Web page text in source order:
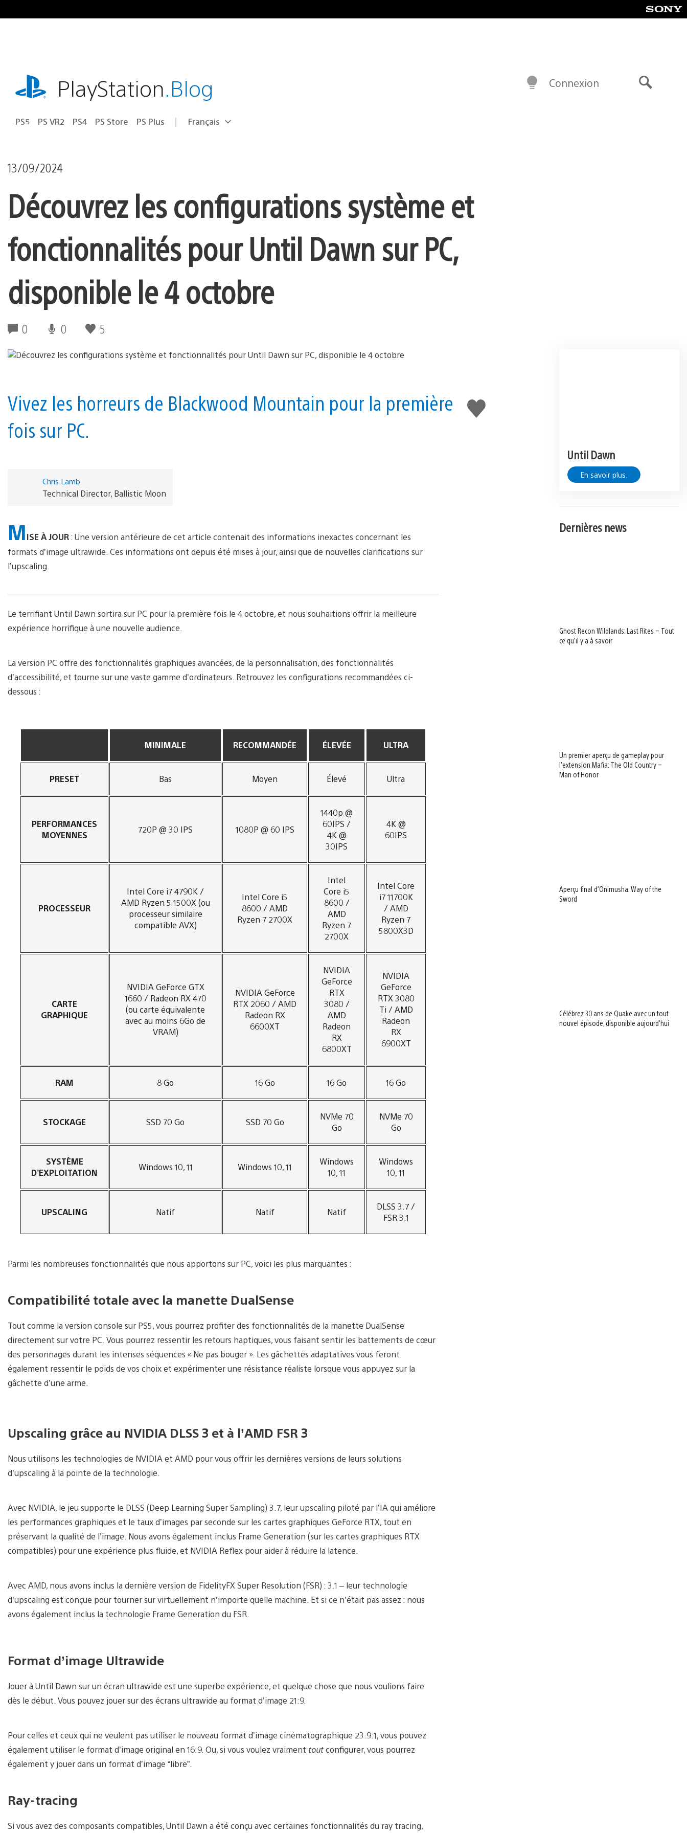
au
playstation.comPlayStation.Blog
PS5 PS VR2 PS4 PS Store PS Plus Choisir
Région
Français
Connexion
13/09/2024
Découvrez les configurations système et
fonctionnalités pour Until Dawn sur PC,
disponible le 4 octobre
0 0 5
J'aime
Vivez les horreurs de Blackwood Mountain pour la première
fois sur PC.
Chris Lamb
Technical Director, Ballistic Moon
MISE À JOUR: Une version antérieure de cet article contenait des informations inexactes concernant les
formats d’image ultrawide. Ces informations ont depuis été mises à jour, ainsi que de nouvelles clarifications sur
l’upscaling.
Le terrifiant Until Dawn sortira sur PC pour la première fois le 4 octobre, et nous souhaitions offrir la meilleure
expérience horrifique à une nouvelle audience.
La version PC offre des fonctionnalités graphiques avancées, de la personnalisation, des fonctionnalités
d’accessibilité, et tourne sur une vaste gamme d’ordinateurs. Retrouvez les configurations recommandées ci-
dessous :
MINIMALE RECOMMANDÉE ÉLEVÉE ULTRA
PRESET Bas Moyen Élevé Ultra
PERFORMANCES
MOYENNES
720P @ 30 IPS 1080P @ 60 IPS
1440p @
60IPS /
4K @
30IPS
4K @
60IPS
PROCESSEUR
Intel Core i7 4790K /
AMD Ryzen 5 1500X (ou
processeur similaire
compatible AVX)
Intel Core i5
8600 / AMD
Ryzen 7 2700X
Intel
Core i5
8600 /
AMD
Ryzen 7
2700X
Intel Core
i7 11700K
/ AMD
Ryzen 7
5800X3D
CARTE
GRAPHIQUE
NVIDIA GeForce GTX
1660 / Radeon RX 470
(ou carte équivalente
avec au moins 6Go de
VRAM)
NVIDIA GeForce
RTX 2060 / AMD
Radeon RX
6600XT
NVIDIA
GeForce
RTX
3080 /
AMD
Radeon
RX
6800XT
NVIDIA
GeForce
RTX 3080
Ti / AMD
Radeon
RX
6900XT
RAM 8 Go 16 Go 16 Go 16 Go
STOCKAGE SSD 70 Go SSD 70 Go
NVMe 70
Go
NVMe 70
Go
SYSTÈME
D’EXPLOITATION
Windows 10, 11 Windows 10, 11
Windows
10, 11
Windows
10, 11
UPSCALING Natif Natif Natif
DLSS 3.7 /
FSR 3.1
Parmi les nombreuses fonctionnalités que nous apportons sur PC, voici les plus marquantes :
Compatibilité totale avec la manette DualSense
Tout comme la version console sur PS5, vous pourrez profiter des fonctionnalités de la manette DualSense
directement sur votre PC. Vous pourrez ressentir les retours haptiques, vous faisant sentir les battements de cœur
des personnages durant les intenses séquences « Ne pas bouger ». Les gâchettes adaptatives vous feront
également ressentir le poids de vos choix et expérimenter une résistance réaliste lorsque vous appuyez sur la
gâchette d’une arme.
Upscaling grâce au NVIDIA DLSS 3 et à l’AMD FSR 3
Nous utilisons les technologies de NVIDIA et AMD pour vous offrir les dernières versions de leurs solutions
d’upscaling à la pointe de la technologie.
Avec NVIDIA, le jeu supporte le DLSS (Deep Learning Super Sampling) 3.7, leur upscaling piloté par l’IA qui améliore
les performances graphiques et le taux d’images par seconde sur les cartes graphiques GeForce RTX, tout en
préservant la qualité de l’image. Nous avons également inclus Frame Generation (sur les cartes graphiques RTX
compatibles) pour une expérience plus fluide, et NVIDIA Reflex pour aider à réduire la latence.
Avec AMD, nous avons inclus la dernière version de FidelityFX Super Resolution (FSR) : 3.1 – leur technologie
d’upscaling est conçue pour tourner sur virtuellement n’importe quelle machine. Et si ce n’était pas assez : nous
avons également inclus la technologie Frame Generation du FSR.
Format d’image Ultrawide
Jouer à Until Dawn sur un écran ultrawide est une superbe expérience, et quelque chose que nous voulions faire
dès le début. Vous pouvez jouer sur des écrans ultrawide au format d’image 21:9.
Pour celles et ceux qui ne veulent pas utiliser le nouveau format d’image cinématographique 23.9:1, vous pouvez
également utiliser le format d’image original en 16:9. Ou, si vous voulez vraiment toutconfigurer, vous pourrez
également y jouer dans un format d’image “libre”.
Ray-tracing
Si vous avez des composants compatibles, Until Dawn a été conçu avec certaines fonctionnalités du ray tracing,
Until Dawn
En savoir plus.
Dernières news
Ghost Recon Wildlands: Last Rites – Tout
ce qu’il y a à savoir
Un premier aperçu de gameplay pour
l’extension Mafia: The Old Country –
Man of Honor
Aperçu final d’Onimusha: Way of the
Sword
Célébrez 30 ans de Quake avec un tout
nouvel épisode, disponible aujourd’hui